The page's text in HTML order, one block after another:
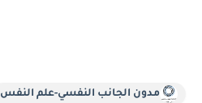
مدون الجانب النفسي-علم النفس